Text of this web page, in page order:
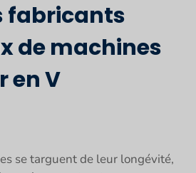
fabricants
de machines
en V
se targuent de leur longévité,